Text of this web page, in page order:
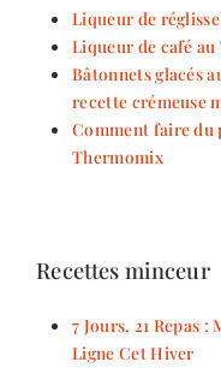
Liqueur de
Liqueur de café
Bâtonnets glacés
recette crémeuse
Comment faire du
Thermomix
Recettes minceur
7 Jours, 21 Repas
Ligne Cet Hiver